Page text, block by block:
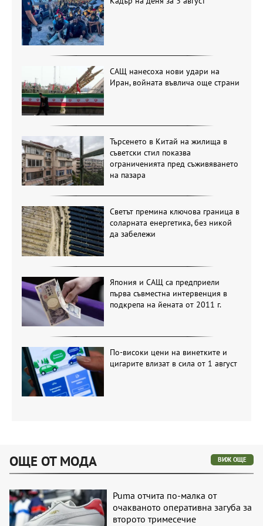
САЩ нанесоха нови удари на
Иран, войната въвлича още страни
Търсенето в Китай на жилища в
съветски стил показва
ограниченията пред съживяването
на пазара
Светът премина ключова граница в
соларната енергетика, без никой
да забележи
Япония и САЩ са предприели
първа съвместна интервенция в
подкрепа на йената от 2011 г.
По-високи цени на винетките и
цигарите влизат в сила от 1 август
ОЩЕ ОТ МОДА ВИЖ ОЩЕ
Puma отчита по-малка от
очакваното оперативна загуба за
второто тримесечие